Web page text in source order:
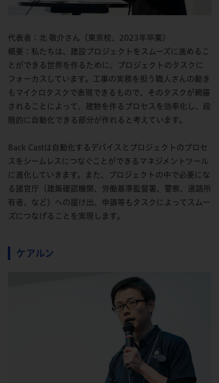
代表者：北 敬介さん（東京校、2023年卒業）
概要：私たちは、建設プロジェクトをスムーズに進めるこ
とができる世界を作るために、プロジェクトのタスクに
フォーカスしています。工事の実務を担う職人さんの動き
もマイクロタスクで表現できるもので、そのタスクが網羅
されることによって、建物を作るプロセスを効率化し、段
階的に自動化できる部分が作れると考えています。
Back Castは自動化するデバイスとプロジェクトのプロセ
スをシームレスにつなぐことができるマネジメントツール
に進化していきます。また、プロジェクトの中で必要にな
る諸官庁（建築確認機関、労働基準監督署、警察、道路所
有者、など）への届け出、申請等もタスクによってスムー
ズにつなげることを実現します。
ケアルン